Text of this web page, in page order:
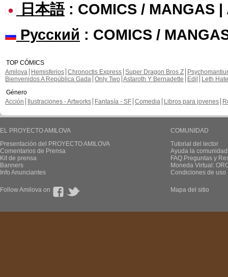
日本語: COMICS / MANGAS |
Русский : COMICS /
TOP CÓMICS
Amilova
Hemisferios Chronoctis Express Super Dragon Bros Z
Bienvenidos A República Gada Only Two Astaroth Y Bernadette Edil
Leth Hate
Género
Acción
Ilustraciones - Artworks Fantasía - SF Comedia Libros para jovenes
EL PROYECTO AMILOVA
Presentación del PROYECTO AMILOVA
Comentarios de Prensa
Kit de prensa
Banners
Info Anunciantes
COMUNIDAD
Tutorial del lector
Ayuda la
FAQ.Preguntas y
Moneda Virtual:
Condiciones de uso
Follow Amilova on Mapa del sitio